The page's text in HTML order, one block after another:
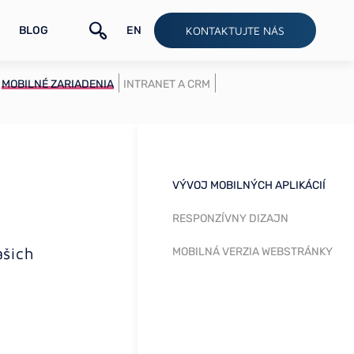
BLOG EN KONTAKTUJTE NÁS
MOBILNÉ ZARIADENIA INTRANET A CRM
VÝVOJ MOBILNÝCH APLIKÁCIÍ
RESPONZÍVNY DIZAJN
MOBILNÁ VERZIA WEBSTRÁNKY